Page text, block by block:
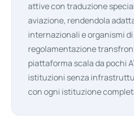
attive con traduzione
aviazione, rendendola
internazionali e organismi di
regolamentazione
piattaforma scala da pochi
istituzioni senza
con ogni istituzione